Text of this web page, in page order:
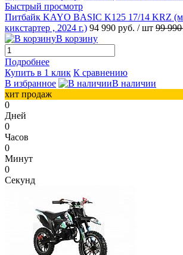
Быстрый просмотр
Питбайк KAYO BASIC K125 17/14 KRZ
кикстартер , 2024 г.) 94 990 руб. / шт 99
В корзину
Подробнее
Купить в 1 клик К сравнению
В избранное
В наличии
хит продаж
0
Дней
0
Часов
0
Минут
0
Секунд